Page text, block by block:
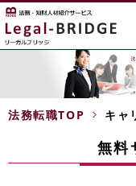
法務転職TOP キャ
無料